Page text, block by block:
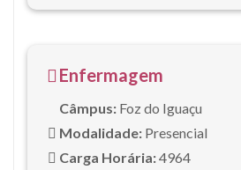
Enfermagem
Câmpus: Foz do Iguaçu
Modalidade: Presencial
Carga Horária:4964